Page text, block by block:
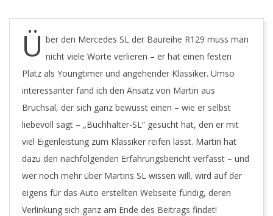
U
N
G
T
M
Ü ber den Mercedes SL der Baureihe R129 muss man
nicht viele Worte verlieren – er hat einen festen
Platz als Youngtimer und angehender Klassiker. Umso
interessanter fand ich den Ansatz von Martin aus
Bruchsal, der sich ganz bewusst einen – wie er selbst
liebevoll sagt – „Buchhalter-SL“ gesucht hat, den er mit
viel Eigenleistung zum Klassiker reifen lässt. Martin hat
dazu den nachfolgenden Erfahrungsbericht verfasst – und
wer noch mehr über Martins SL wissen will, wird auf der
eigens für das Auto erstellten Webseite fündig, deren
Verlinkung sich ganz am Ende des Beitrags findet!